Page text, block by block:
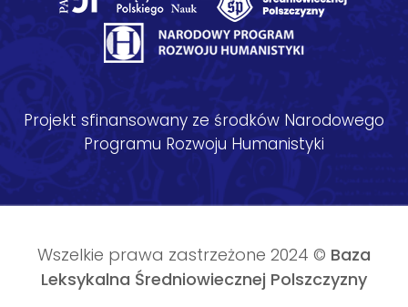
Projekt sfinansowany ze środków Narodowego
Programu Rozwoju Humanistyki
Wszelkie prawa zastrzeżone 2024 © Baza
Leksykalna Średniowiecznej Polszczyzny